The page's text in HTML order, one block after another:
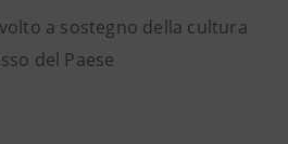
a sostegno della cultura
del Paese